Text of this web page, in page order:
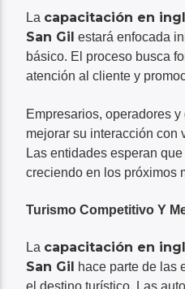
La capacitación en
San Gil estará enfocada
básico. El proceso busca
atención al cliente y
Empresarios, operadores
mejorar su interacción con
Las entidades esperan
creciendo en los próximos
Turismo Competitivo Y
La capacitación en
San Gil
hace parte de las